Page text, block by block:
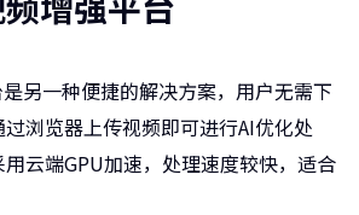
另一种便捷的解决方案，用户无需下
浏览器上传视频即可进行AI优化处
云端GPU加速，处理速度较快，适合